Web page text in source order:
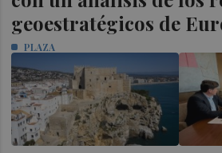
geoestratégicos de
PLAZA